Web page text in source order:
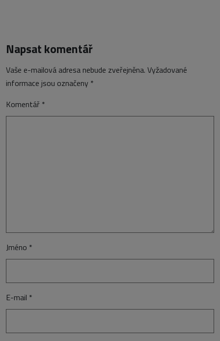
Napsat komentář
Vaše e-mailová adresa nebude zveřejněna. Vyžadované
informace jsou označeny *
Komentář *
Jméno *
E-mail *